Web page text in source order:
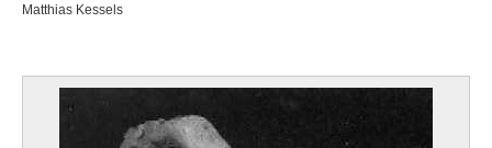
Matthias Kessels